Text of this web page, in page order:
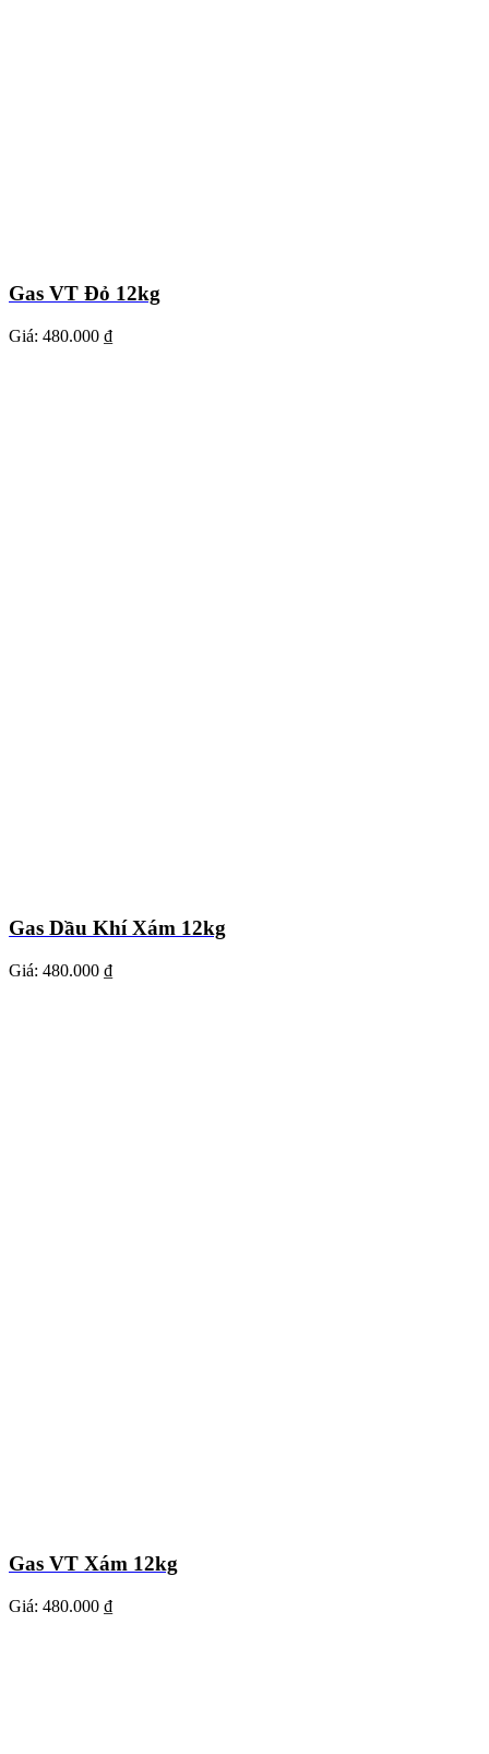
Gas VT Đỏ 12kg
Giá: 480.000 ₫
Gas Dầu Khí Xám 12kg
Giá: 480.000 ₫
Gas VT Xám 12kg
Giá: 480.000 ₫